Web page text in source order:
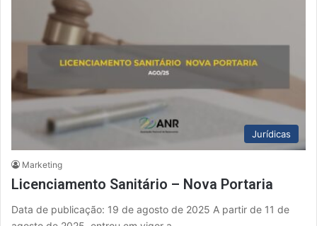
Jurídicas
Marketing
Licenciamento Sanitário – Nova Portaria
Data de publicação: 19 de agosto de 2025 A partir de 11 de